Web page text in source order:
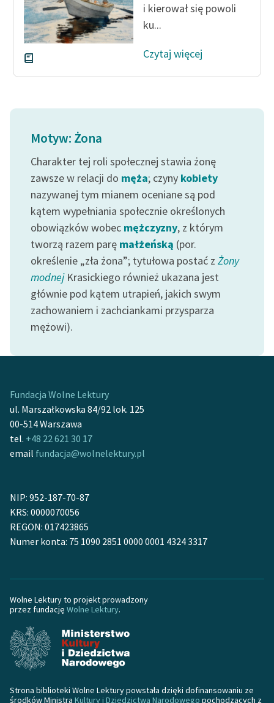
i kierował się powoli
ku...
Czytaj więcej
Motyw: Żona
Charakter tej roli społecznej stawia żonę
zawsze w relacji do męża; czyny kobiety
nazywanej tym mianem oceniane są pod
kątem wypełniania społecznie określonych
obowiązków wobec mężczyzny, z którym
tworzą razem parę małżeńską (por.
określenie „zła żona”; tytułowa postać z Żony
modnejKrasickiego również ukazana jest
głównie pod kątem utrapień, jakich swym
zachowaniem i zachciankami przysparza
mężowi).
Fundacja Wolne Lektury
ul. Marszałkowska 84/92 lok. 125
00-514 Warszawa
tel. +48 22 621 30 17
email fundacja@wolnelektury.pl
NIP: 952-187-70-87
KRS: 0000070056
REGON: 017423865
Numer konta: 75 1090 2851 0000 0001 4324 3317
Wolne Lektury to projekt prowadzony
przez fundację Wolne Lektury.
Strona biblioteki Wolne Lektury powstała dzięki dofinansowaniu ze
środków Ministra Kultury i Dziedzictwa Narodowego pochodzących z